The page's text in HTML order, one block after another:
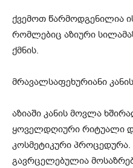
ქვემოთ წარმოდგენილია
რომლებიც აზიური
ქმნის.
მრავალსაფეხურიანი
აზიაში კანის მოვლა
ყოველდღიური რიტუალი
კოსმეტიკური პროცედურა.
გავრცელებულია